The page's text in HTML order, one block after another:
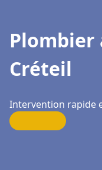
Plombier
Créteil
Intervention rapide